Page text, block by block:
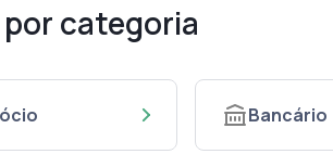
categoria
Bancário